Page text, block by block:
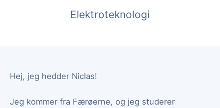
Elektroteknologi
Hej, jeg hedder Niclas!
Jeg kommer fra Færøerne, og jeg studerer